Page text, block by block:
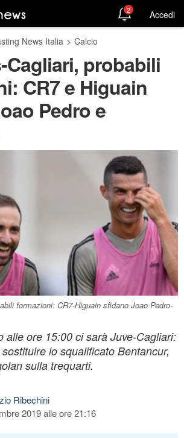
2 Accedi
News Italia > Calcio
probabili
CR7 e Higuain
Pedro e
formazioni: CR7-Higuain sfidano Joao Pedro-
alle ore 15:00 ci sarà Juve-Cagliari:
lo squalificato Bentancur,
sulla trequarti.
Ribechini
2019 alle ore 21:16